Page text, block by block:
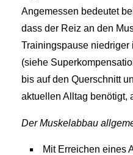
Angemessen bedeutet
dass der Reiz an den
Trainingspause niedriger
(siehe
bis auf den Querschnitt
aktuellen Alltag benötigt,
Der Muskelabbau
Mit Erreichen eines